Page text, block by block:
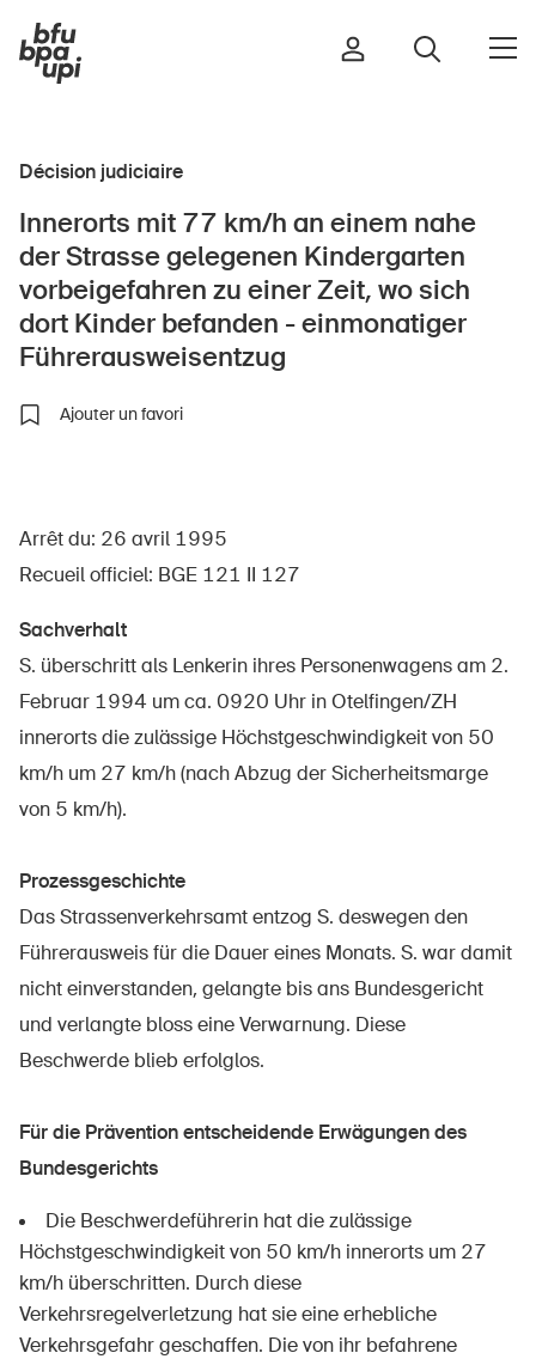
Sport et activité physique
Bâtiments et installations
Enfants
À propos du BPA
Politique
Sinus Plus
Campagnes
Commander et télécharger
Cours et événements
Aspects juridiques
Délégués à la sécurité et communes
Contact et conseil
Décision judiciaire
Innerorts mit 77 km/h an einem nahe
der Strasse gelegenen Kindergarten
vorbeigefahren zu einer Zeit, wo sich
dort Kinder befanden - einmonatiger
Führerausweisentzug
Ajouter un favori
Arrêt du: 26 avril 1995
Recueil officiel: BGE 121 II 127
Sachverhalt
S. überschritt als Lenkerin ihres Personenwagens am 2.
Februar 1994 um ca. 0920 Uhr in Otelfingen/ZH
innerorts die zulässige Höchstgeschwindigkeit von 50
km/h um 27 km/h (nach Abzug der Sicherheitsmarge
von 5 km/h).
Prozessgeschichte
Das Strassenverkehrsamt entzog S. deswegen den
Führerausweis für die Dauer eines Monats. S. war damit
nicht einverstanden, gelangte bis ans Bundesgericht
und verlangte bloss eine Verwarnung. Diese
Beschwerde blieb erfolglos.
Für die Prävention entscheidende Erwägungen des
Bundesgerichts
Die Beschwerdeführerin hat die zulässige
Höchstgeschwindigkeit von 50 km/h innerorts um 27
km/h überschritten. Durch diese
Verkehrsregelverletzung hat sie eine erhebliche
Verkehrsgefahr geschaffen. Die von ihr befahrene